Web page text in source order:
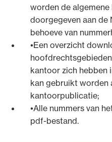
worden de
doorgegeven aan de
behoeve van
Een overzicht
kantoor zich hebben
kan gebruikt worden
kantoorpublicatie;
Alle nummers van
pdf-bestand.